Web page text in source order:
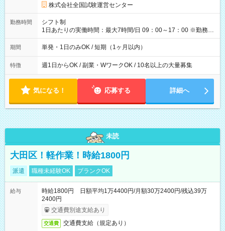
円の場合あり ・国家試験 7:00～13:30（休憩なし） 時給1,300
円（役割手当＋100円）×6時間＝日収8,400円＋交通費 【試用期
間】試用期間なし
株式会社全国試験運営センター
勤務時間
シフト制
1日あたりの実働時間：最大7時間/日 09：00～17：00 ※勤務時
間は 試験により異なります。
期間 単発・1日のみOK / 短期（1ヶ月以内）
特徴 週1日からOK / 副業・WワークOK / 10名以上の大量募集
気になる！ 応募する 詳細へ
未読
大田区！軽作業！時給1800円
派遣 職種未経験OK ブランクOK
給与
時給1800円 日額平均1万4400円/月額30万2400円/残込39万
2400円
交通費別途支給あり
交通費 交通費支給（規定あり）